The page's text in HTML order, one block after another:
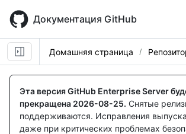
main
content
Документация GitHub
Домашняя страница
Эта версия GitHub Enterprise Server
прекращена 2026-08-25. Снятые
поддерживаются. Исправления
даже при критических проблемах